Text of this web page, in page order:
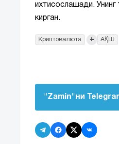
ихтисослашади. Унинг
кирган.
Криптовалюта + АҚШ
"Zamin"ни